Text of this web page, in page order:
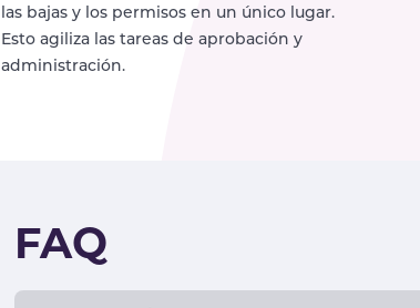
las bajas y los permisos en un único lugar.
Esto agiliza las tareas de aprobación y
administración.
FAQ